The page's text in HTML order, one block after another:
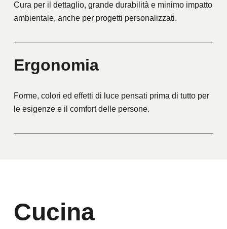
Cura per il dettaglio, grande durabilità e minimo impatto
ambientale, anche per progetti personalizzati.
Ergonomia
Forme, colori ed effetti di luce pensati prima di tutto per
le esigenze e il comfort delle persone.
Cucina